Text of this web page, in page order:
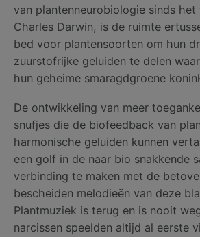
van plantenneurobiologie sinds
Charles Darwin, is de ruimte
bed voor plantensoorten om hun
zuurstofrijke geluiden te delen
hun geheime smaragdgroene
De ontwikkeling van meer
snufjes die de biofeedback van
harmonische geluiden kunnen
een golf in de naar bio snakkende
verbinding te maken met de
bescheiden melodieën van deze
Plantmuziek is terug en is nooit
narcissen speelden altijd al eerste